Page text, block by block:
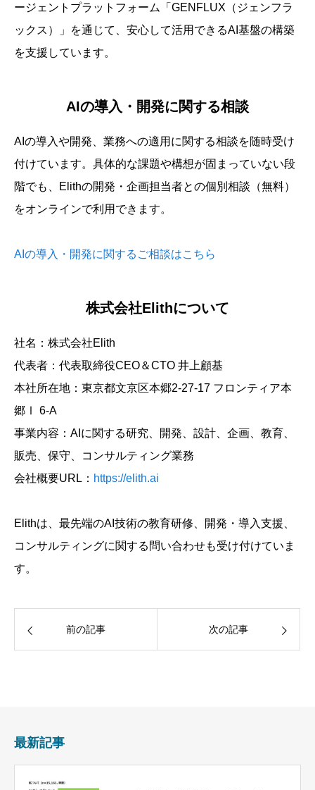
ージェントプラットフォーム「GENFLUX（ジェンフラ
ックス）」を通じて、安心して活用できるAI基盤の構築
を支援しています。
AIの導入・開発に関する相談
AIの導入や開発、業務への適用に関する相談を随時受け
付けています。具体的な課題や構想が固まっていない段
階でも、Elithの開発・企画担当者との個別相談（無料）
をオンラインで利用できます。
AIの導入・開発に関するご相談はこちら
株式会社Elithについて
社名：株式会社Elith
代表者：代表取締役CEO＆CTO 井上顧基
本社所在地：東京都文京区本郷2-27-17 フロンティア本
郷Ⅰ 6-A
事業内容：AIに関する研究、開発、設計、企画、教育、
販売、保守、コンサルティング業務
会社概要URL： https://elith.ai
Elithは、最先端のAI技術の教育研修、開発・導入支援、
コンサルティングに関する問い合わせも受け付けていま
す。
前の記事 次の記事
最新記事